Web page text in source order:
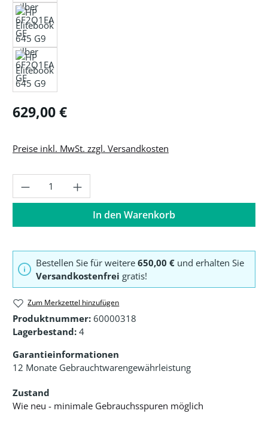
Regulärer Preis:
629,00 €
Preise inkl. MwSt. zzgl. Versandkosten
Produkt Anzahl: Gib den gewünschten
In den Warenkorb
Bestellen Sie für weitere 650,00 € und erhalten Sie
Versandkostenfrei gratis!
Zum Merkzettel hinzufügen
Produktnummer: 60000318
Lagerbestand: 4
Garantieinformationen
12 Monate Gebrauchtwarengewährleistung
Zustand
Wie neu - minimale Gebrauchsspuren möglich